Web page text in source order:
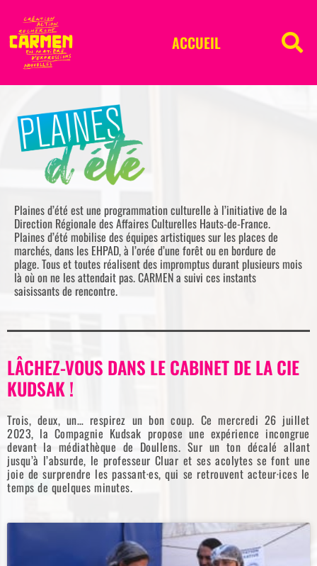
ACCUEIL
Plaines d’été est une programmation culturelle à l’initiative de la
Direction Régionale des Affaires Culturelles Hauts-de-France.
Plaines d’été mobilise des équipes artistiques sur les places de
marchés, dans les EHPAD, à l’orée d’une forêt ou en bordure de
plage. Tous et toutes réalisent des impromptus durant plusieurs mois
là où on ne les attendait pas. CARMEN a suivi ces instants
saisissants de rencontre.
LÂCHEZ-VOUS DANS LE CABINET DE LA CIE
KUDSAK !
Trois, deux, un… respirez un bon coup. Ce mercredi 26 juillet
2023, la Compagnie Kudsak propose une expérience incongrue
devant la médiathèque de Doullens. Sur un ton décalé allant
jusqu’à l’absurde, le professeur Cluar et ses acolytes se font une
joie de surprendre les passant·es, qui se retrouvent acteur·ices le
temps de quelques minutes.